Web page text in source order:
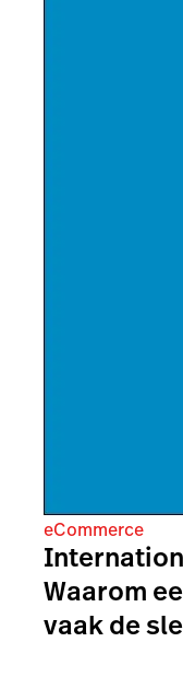
eCommerce
Waarom
vaak de